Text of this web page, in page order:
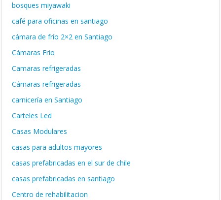
bosques miyawaki
café para oficinas en santiago
cámara de frío 2×2 en Santiago
Cámaras Frio
Camaras refrigeradas
Cámaras refrigeradas
carnicería en Santiago
Carteles Led
Casas Modulares
casas para adultos mayores
casas prefabricadas en el sur de chile
casas prefabricadas en santiago
Centro de rehabilitacion